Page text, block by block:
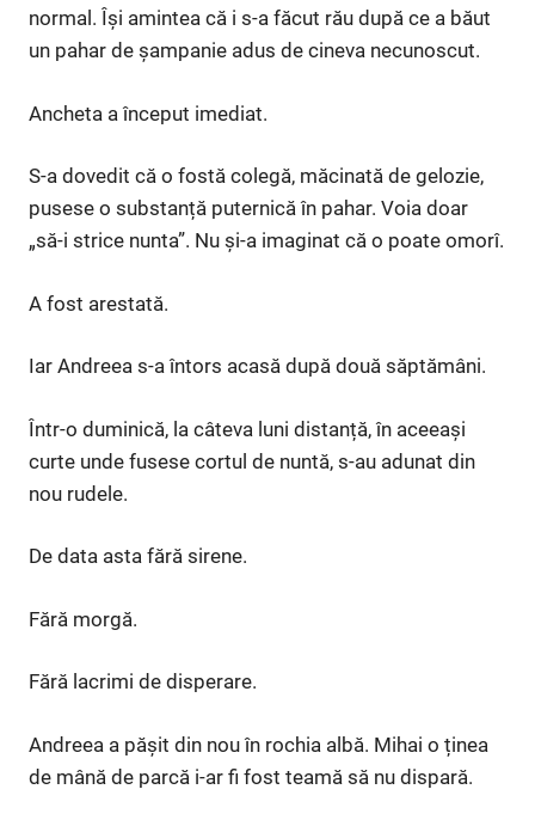
normal. Își amintea că i s-a făcut rău după ce a băut
un pahar de șampanie adus de cineva necunoscut.
Ancheta a început imediat.
S-a dovedit că o fostă colegă, măcinată de gelozie,
pusese o substanță puternică în pahar. Voia doar
„să-i strice nunta”. Nu și-a imaginat că o poate omorî.
A fost arestată.
Iar Andreea s-a întors acasă după două săptămâni.
Într-o duminică, la câteva luni distanță, în aceeași
curte unde fusese cortul de nuntă, s-au adunat din
nou rudele.
De data asta fără sirene.
Fără morgă.
Fără lacrimi de disperare.
Andreea a pășit din nou în rochia albă. Mihai o ținea
de mână de parcă i-ar fi fost teamă să nu dispară.